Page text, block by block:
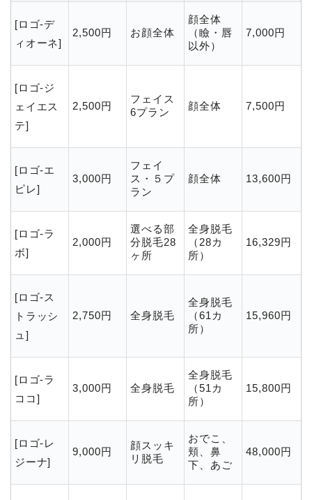
[ロゴ-デ
ィオーネ]
2,500円 お顔全体
顔全体
（瞼・唇
以外）
7,000円
[ロゴ-ジ
ェイエス
テ]
2,500円
フェイス
6プラン
顔全体 7,500円
[ロゴ-エ
ピレ]
3,000円
フェイ
ス・５プ
ラン
顔全体 13,600円
[ロゴ-ラ
ボ]
2,000円
選べる部
分脱毛28
ヶ所
全身脱毛
（28カ
所）
16,329円
[ロゴ-ス
トラッシ
ュ]
2,750円 全身脱毛
全身脱毛
（61カ
所）
15,960円
[ロゴ-ラ
ココ]
3,000円 全身脱毛
全身脱毛
（51カ
所）
15,800円
[ロゴ-レ
ジーナ]
9,000円
顔スッキ
リ脱毛
おでこ、
頬、鼻
下、あご
48,000円